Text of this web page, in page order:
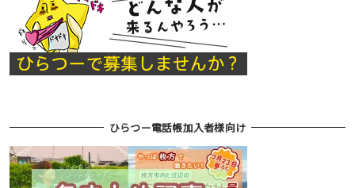
ひらつー電話帳加入者様向け